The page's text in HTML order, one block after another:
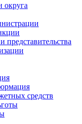
округа
представительства
средств